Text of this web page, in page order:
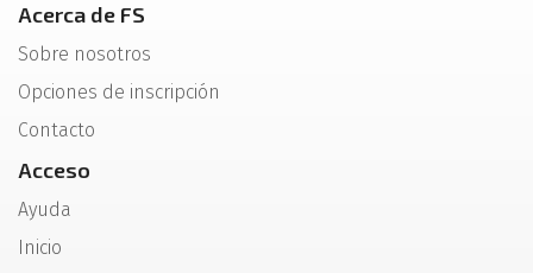
Acerca de FS
Sobre nosotros
Opciones de inscripción
Contacto
Acceso
Ayuda
Inicio